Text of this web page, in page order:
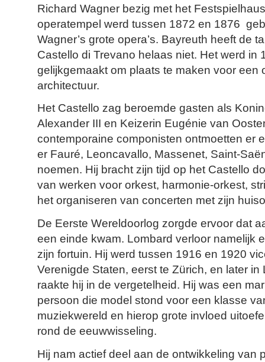
Richard Wagner bezig met het
operatempel werd tussen 1872 en 1876
Wagner’s grote opera’s. Bayreuth heeft de
Castello di Trevano helaas niet. Het werd in
gelijkgemaakt om plaats te maken voor een
architectuur.
Het Castello zag beroemde gasten als
Alexander III en Keizerin Eugénie van
contemporaine componisten ontmoetten er
er Fauré, Leoncavallo, Massenet, Saint-
noemen. Hij bracht zijn tijd op het Castello
van werken voor orkest, harmonie-orkest,
het organiseren van concerten met zijn
De Eerste Wereldoorlog zorgde ervoor dat
een einde kwam. Lombard verloor namelijk
zijn fortuin. Hij werd tussen 1916 en 1920
Verenigde Staten, eerst te Zürich, en later
raakte hij in de vergetelheid. Hij was een
persoon die model stond voor een klasse
muziekwereld en hierop grote invloed
rond de eeuwwisseling.
Hij nam actief deel aan de ontwikkeling van